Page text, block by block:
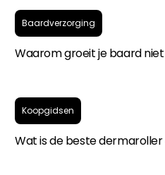
Baardverzorging
Waarom groeit je baard
Koopgidsen
Wat is de beste dermaroller